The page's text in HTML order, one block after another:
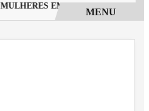
EM SANTA CATARINA
MENU